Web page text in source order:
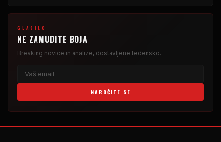
GLASILO
NE ZAMUDITE BOJA
Breaking novice in analize, dostavljene tedensko.
NAROČITE SE